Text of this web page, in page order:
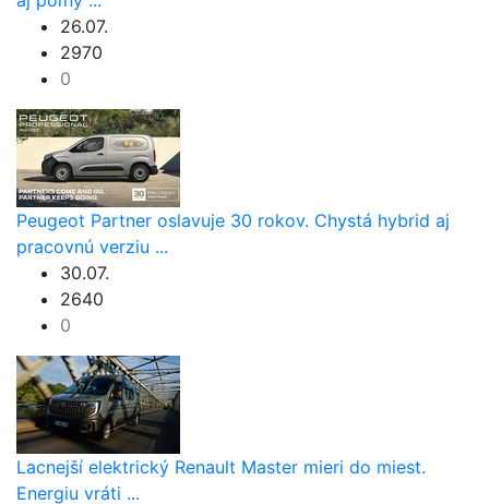
26.07.
2970
0
Peugeot Partner oslavuje 30 rokov. Chystá hybrid aj
pracovnú verziu ...
30.07.
2640
0
Lacnejší elektrický Renault Master mieri do miest.
Energiu vráti ...